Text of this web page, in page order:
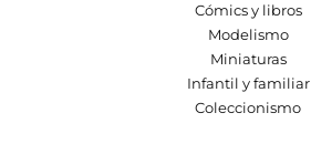
Cómics y libros
Modelismo
Miniaturas
Infantil y familiar
Coleccionismo